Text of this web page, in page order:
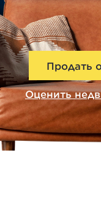
Продать
Оценить